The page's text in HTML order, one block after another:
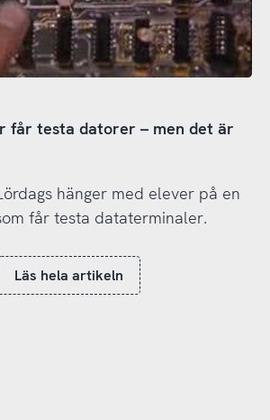
får testa datorer – men det är
hänger med elever på en
får testa dataterminaler.
Läs hela artikeln